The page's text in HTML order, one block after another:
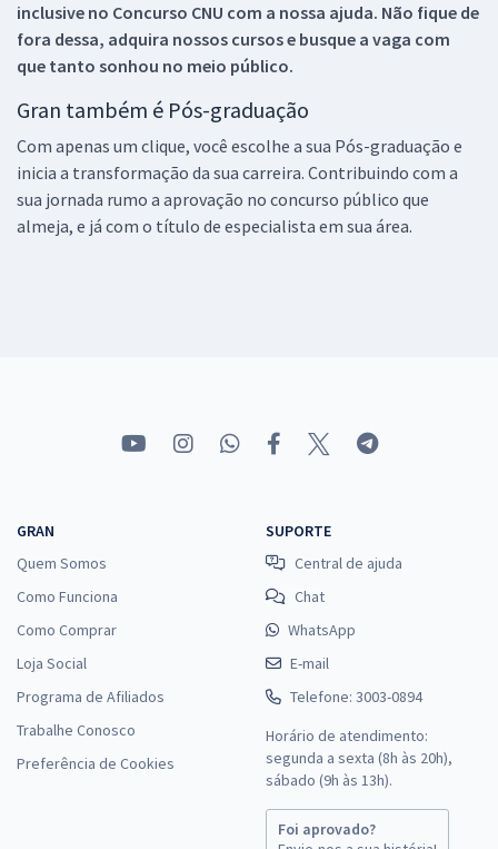
inclusive no Concurso CNU com a nossa ajuda. Não fique de
fora dessa, adquira nossos cursos e busque a vaga com
que tanto sonhou no meio público.
Gran também é Pós-graduação
Com apenas um clique, você escolhe a sua Pós-graduação e
inicia a transformação da sua carreira. Contribuindo com a
sua jornada rumo a aprovação no concurso público que
almeja, e já com o título de especialista em sua área.
GRAN
Quem Somos
Como Funciona
Como Comprar
Loja Social
Programa de Afiliados
Trabalhe Conosco
Preferência de Cookies
SUPORTE
Central de ajuda
Chat
WhatsApp
E-mail
Telefone: 3003-0894
Horário de atendimento:
segunda a sexta (8h às 20h),
sábado (9h às 13h).
Foi aprovado?